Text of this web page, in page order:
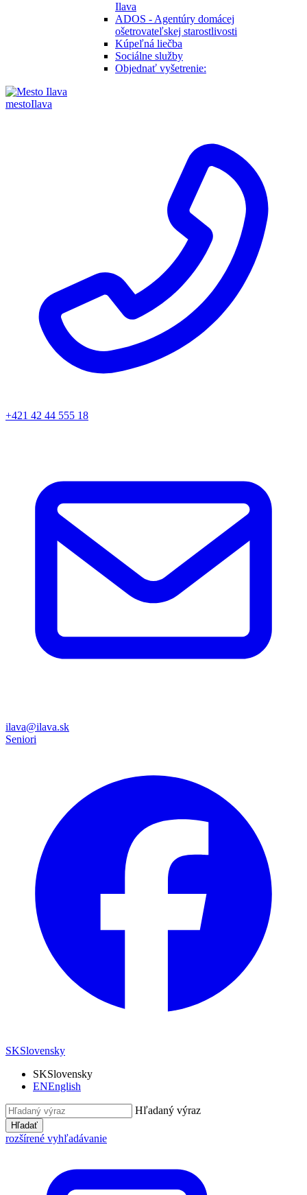
Ilava
ADOS - Agentúry domácej
ošetrovateľskej starostlivosti
Kúpeľná liečba
Sociálne služby
Objednať vyšetrenie:
mestoIlava
+421 42 44 555 18
ilava@ilava.sk
Seniori
SKSlovensky
SKSlovensky
ENEnglish
Hľadaný výraz
Hľadať
rozšírené vyhľadávanie